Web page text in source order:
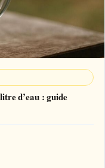
d’eau : guide